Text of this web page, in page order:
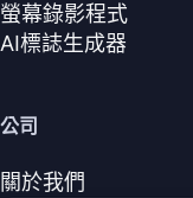
螢幕錄影程式
AI標誌生成器
公司
關於我們